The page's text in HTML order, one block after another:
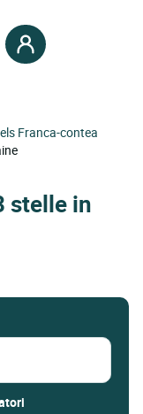
Franca-contea
stelle in